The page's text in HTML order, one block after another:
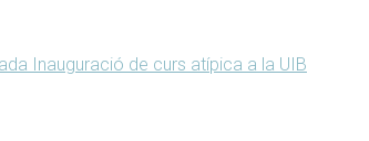
Inauguració de curs atípica a la UIB